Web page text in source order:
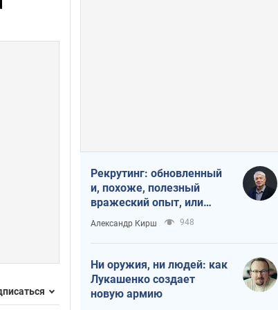
Рекрутинг: обновленный
и, похоже, полезный
вражеский опыт, или
Диалектика
требовательной трусости
Александр Кирш 948
Ни оружия, ни людей: как
Лукашенко создает
новую армию